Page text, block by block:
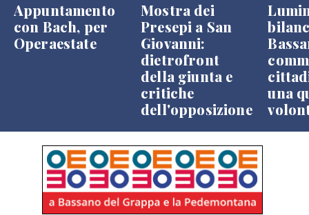
Appuntamento
con Bach, per
Operaestate
Mostra dei
Presepi a San
Giovanni:
dietrofront
della giunta e
critiche
dell'opposizione
una